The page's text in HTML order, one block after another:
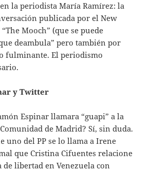
la periodista María Ramírez: la
publicada por el New
Mooch” (que se puede
deambula” pero también por
fulminante. El periodismo
y Twitter
Espinar llamara “guapi” a la
de Madrid? Sí, sin duda.
uno del PP se lo llama a Irene
que Cristina Cifuentes relacione
libertad en Venezuela con